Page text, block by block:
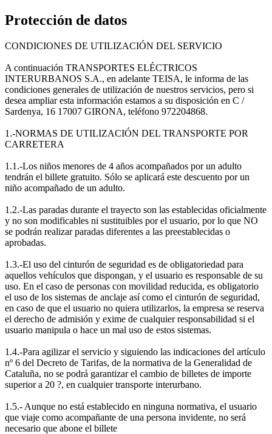
Protección de datos
CONDICIONES DE UTILIZACIÓN DEL SERVICIO
A continuación TRANSPORTES ELÉCTRICOS
INTERURBANOS S.A., en adelante TEISA, le informa de las
condiciones generales de utilización de nuestros servicios, pero si
desea ampliar esta información estamos a su disposición en C /
Sardenya, 16 17007 GIRONA, teléfono 972204868.
1.-NORMAS DE UTILIZACIÓN DEL TRANSPORTE POR
CARRETERA
1.1.-Los niños menores de 4 años acompañados por un adulto
tendrán el billete gratuito. Sólo se aplicará este descuento por un
niño acompañado de un adulto.
1.2.-Las paradas durante el trayecto son las establecidas oficialmente
y no son modificables ni sustituibles por el usuario, por lo que NO
se podrán realizar paradas diferentes a las preestablecidas o
aprobadas.
1.3.-El uso del cinturón de seguridad es de obligatoriedad para
aquellos vehículos que dispongan, y el usuario es responsable de su
uso. En el caso de personas con movilidad reducida, es obligatorio
el uso de los sistemas de anclaje así como el cinturón de seguridad,
en caso de que el usuario no quiera utilizarlos, la empresa se reserva
el derecho de admisión y exime de cualquier responsabilidad si el
usuario manipula o hace un mal uso de estos sistemas.
1.4.-Para agilizar el servicio y siguiendo las indicaciones del artículo
nº 6 del Decreto de Tarifas, de la normativa de la Generalidad de
Cataluña, no se podrá garantizar el cambio de billetes de importe
superior a 20 ?, en cualquier transporte interurbano.
1.5.- Aunque no está establecido en ninguna normativa, el usuario
que viaje como acompañante de una persona invidente, no será
necesario que abone el billete